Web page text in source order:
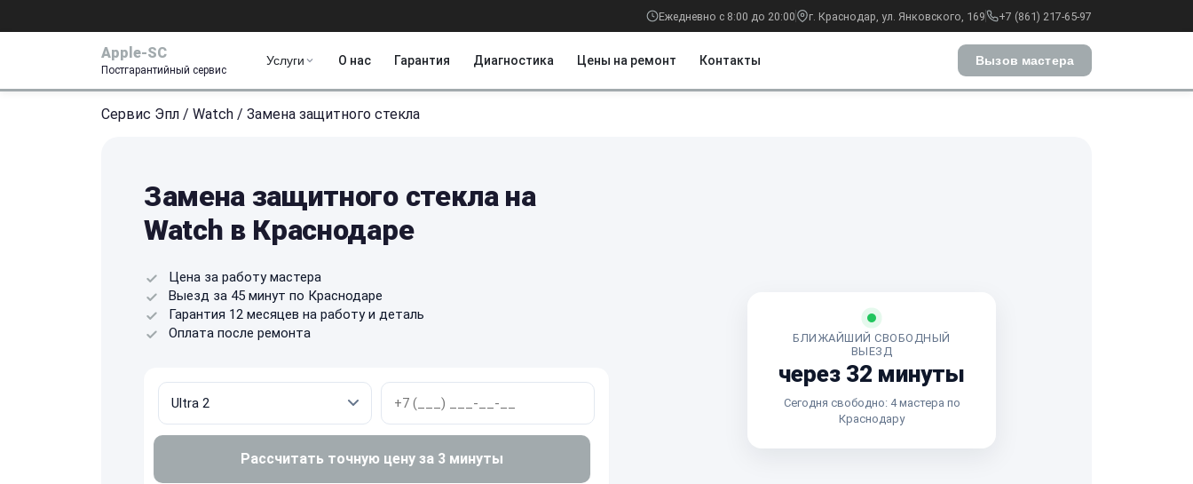
Ежедневно с 8:00 до 20:00 г. Краснодар, ул. Янковского, 169 +7 (861) 217-65-97
Apple-SC
Постгарантийный сервис
Услуги О нас Гарантия Диагностика Цены на ремонт Контакты Вызов мастера
Сервис Эпл / Watch / Замена защитного стекла
Замена защитного стекла на
Watch в Краснодаре
Цена за работу мастера
Выезд за 45 минут по Краснодаре
Гарантия 12 месяцев на работу и деталь
Оплата после ремонта
Рассчитать точную цену за 3 минуты
БЛИЖАЙШИЙ СВОБОДНЫЙ
ВЫЕЗД
через 32 минуты
Сегодня свободно: 4 мастера по
Краснодару